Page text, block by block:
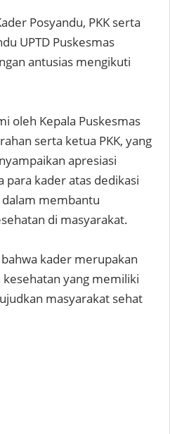
Posyandu, PKK serta
UPTD Puskesmas
antusias mengikuti
oleh Kepala Puskesmas
serta ketua PKK, yang
apresiasi
para kader atas dedikasi
membantu
di masyarakat.
kader merupakan
yang memiliki
masyarakat sehat